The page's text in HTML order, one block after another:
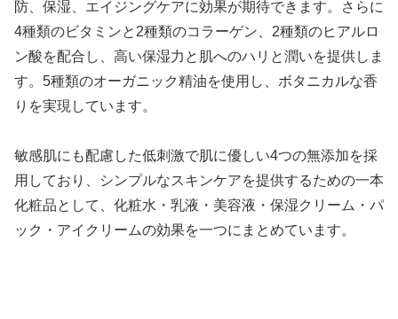
防、保湿、エイジングケアに効果が期待できます。さらに
4種類のビタミンと2種類のコラーゲン、2種類のヒアルロ
ン酸を配合し、高い保湿力と肌へのハリと潤いを提供しま
す。5種類のオーガニック精油を使用し、ボタニカルな香
りを実現しています。
敏感肌にも配慮した低刺激で肌に優しい4つの無添加を採
用しており、シンプルなスキンケアを提供するための一本
化粧品として、化粧水・乳液・美容液・保湿クリーム・パ
ック・アイクリームの効果を一つにまとめています。